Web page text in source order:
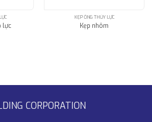
lực
KẸP ỐNG THỦY LỰC
Kẹp nhôm
CORPORATION